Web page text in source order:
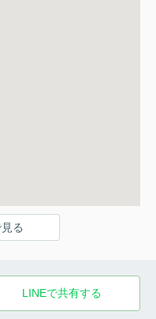
る
LINEで共有する